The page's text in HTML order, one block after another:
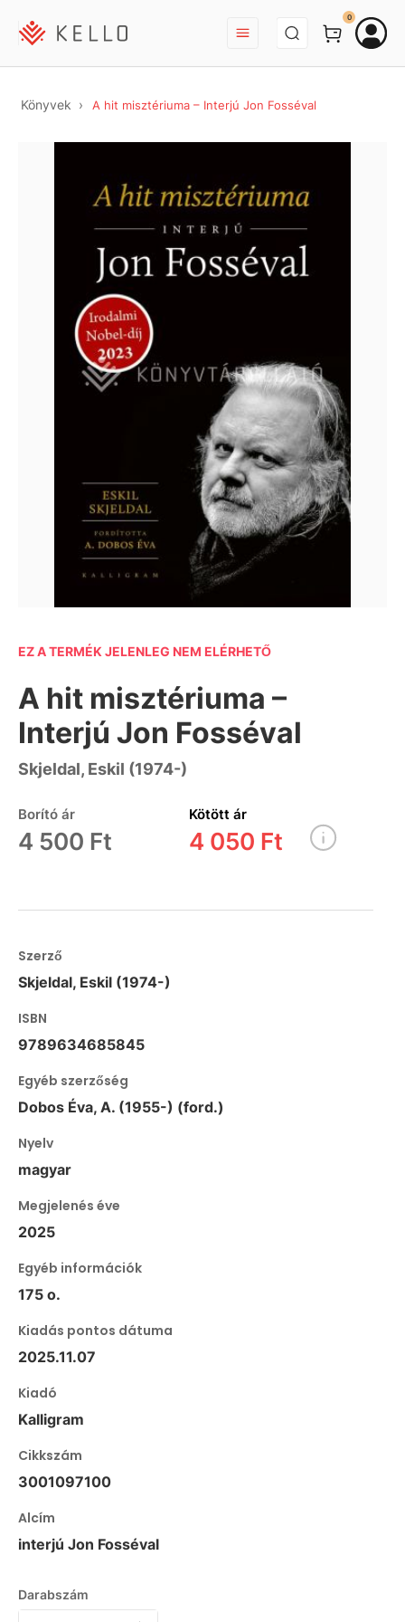
BEJELENTKEZÉS
0
Könyvek A hit misztériuma – Interjú Jon Fosséval
EZ A TERMÉK JELENLEG NEM ELÉRHETŐ
A hit misztériuma –
Interjú Jon Fosséval
Skjeldal, Eskil (1974-)
Borító ár
4 500 Ft
Kötött ár
4 050 Ft
Szerző
Skjeldal, Eskil (1974-)
ISBN
9789634685845
Egyéb szerzőség
Dobos Éva, A. (1955-) (ford.)
Nyelv
magyar
Megjelenés éve
2025
Egyéb információk
175 o.
Kiadás pontos dátuma
2025.11.07
Kiadó
Kalligram
Cikkszám
3001097100
Alcím
interjú Jon Fosséval
Darabszám